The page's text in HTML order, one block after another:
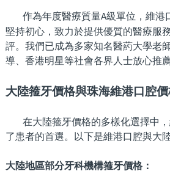
作為年度醫療質量A級單位，維港
堅持初心，致力於提供優質的醫療服
評。我們已成為多家知名醫葯大學老
導、香港明星等社會各界人士放心推
大陸箍牙價格與珠海維港口腔
在大陸箍牙價格的多樣化選擇中
了患者的首選。以下是維港口腔與大
大陸地區部分牙科機構箍牙價格：